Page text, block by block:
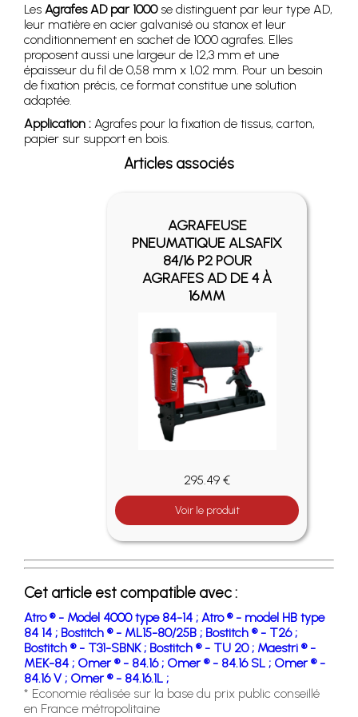
Les Agrafes AD par 1000se distinguent par leur type AD,
leur matière en acier galvanisé ou stanox et leur
conditionnement en sachet de 1000 agrafes. Elles
proposent aussi une largeur de 12,3 mm et une
épaisseur du fil de 0,58 mm x 1,02 mm. Pour un besoin
de fixation précis, ce format constitue une solution
adaptée.
Application : Agrafes pour la fixation de tissus, carton,
papier sur support en bois.
Articles associés
AGRAFEUSE
PNEUMATIQUE ALSAFIX
84/16 P2 POUR
AGRAFES AD DE 4 À
16MM
295.49 €
Voir le produit
Cet article est compatible avec :
Atro ® - Model 4000 type 84-14 ; Atro ® - model HB type
84 14 ; Bostitch ® - ML15-80/25B ; Bostitch ® - T26 ;
Bostitch ® - T31-SBNK ; Bostitch ® - TU 20 ; Maestri ® -
MEK-84 ; Omer ® - 84.16 ; Omer ® - 84.16 SL ; Omer ® -
84.16 V ; Omer ® - 84.16.1L ;
* Economie réalisée sur la base du prix public conseillé
en France métropolitaine